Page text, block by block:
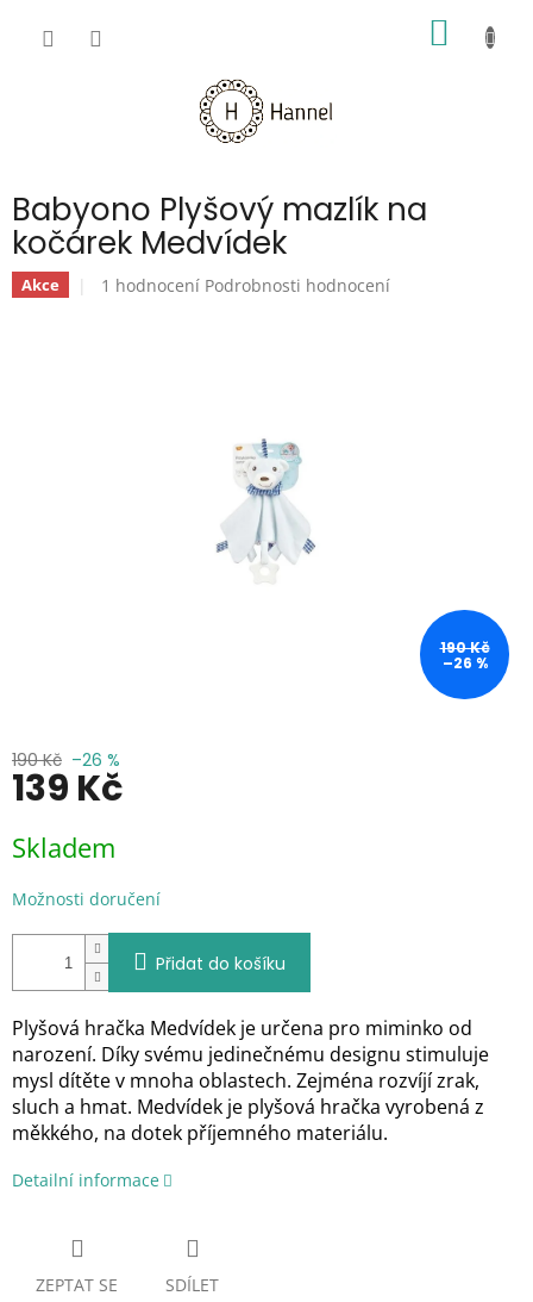
Babyono Plyšový mazlík na
kočárek Medvídek
Akce
Průměrné
1 hodnocení Podrobnosti hodnocení
190 Kč
–26 %
190 Kč –26 %
139 Kč
cena:
Skladem
Možnosti doručení
Přidat do košíku
Plyšová hračka Medvídek je určena pro miminko od
narození. Díky svému jedinečnému designu stimuluje
mysl dítěte v mnoha oblastech. Zejména rozvíjí zrak,
sluch a hmat. Medvídek je plyšová hračka vyrobená z
měkkého, na dotek příjemného materiálu.
Detailní informace
ZEPTAT SE SDÍLET